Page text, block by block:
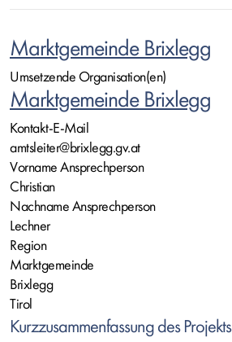
Marktgemeinde Brixlegg
Umsetzende Organisation(en)
Marktgemeinde Brixlegg
Kontakt-E-Mail
amtsleiter@brixlegg.gv.at
Vorname Ansprechperson
Christian
Nachname Ansprechperson
Lechner
Region
Marktgemeinde
Brixlegg
Tirol
Kurzzusammenfassung des Projekts